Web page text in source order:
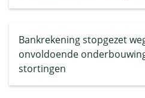
Bankrekening stopgezet
onvoldoende
stortingen